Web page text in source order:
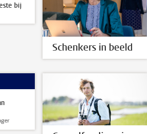
bij
Schenkers in beeld